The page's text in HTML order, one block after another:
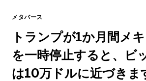
メタバース
トランプが1か月間メ
を一時停止すると、ビ
は10万ドルに近づきま